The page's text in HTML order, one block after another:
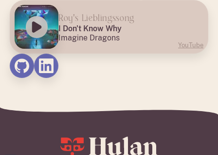
Roy's Lieblingssong
I Don't Know Why
Imagine Dragons
YouTube